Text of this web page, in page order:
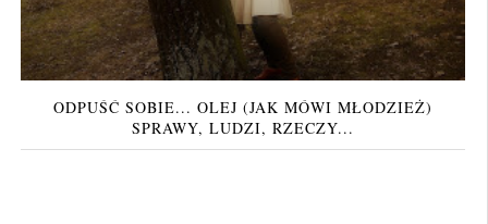
ODPUŚĆ SOBIE... OLEJ (JAK MÓWI MŁODZIEŻ)
SPRAWY, LUDZI, RZECZY...